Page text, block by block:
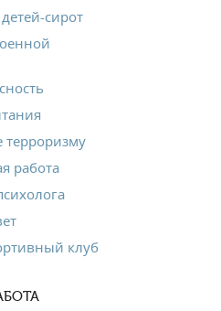
сирот
терроризму
работа
клуб